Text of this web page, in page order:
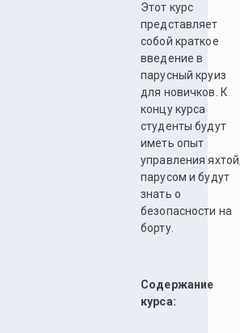
Этот курс
представляет
собой краткое
введение в
парусный круиз
для новичков. К
концу курса
студенты будут
иметь опыт
управления
парусом и будут
знать о
безопасности на
борту.
Содержание
курса: